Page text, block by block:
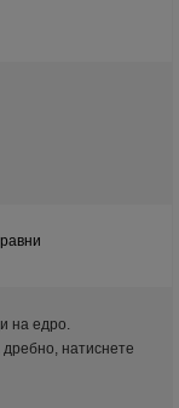
на едро.
дребно, натиснете